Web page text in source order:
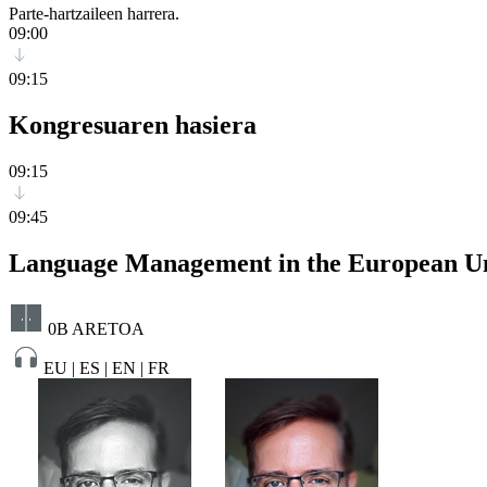
Parte-hartzaileen harrera.
09:00
09:15
Kongresuaren hasiera
09:15
09:45
Language Management in the European
0B ARETOA
EU | ES | EN | FR